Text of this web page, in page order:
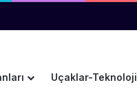
Uçaklar-Teknoloji